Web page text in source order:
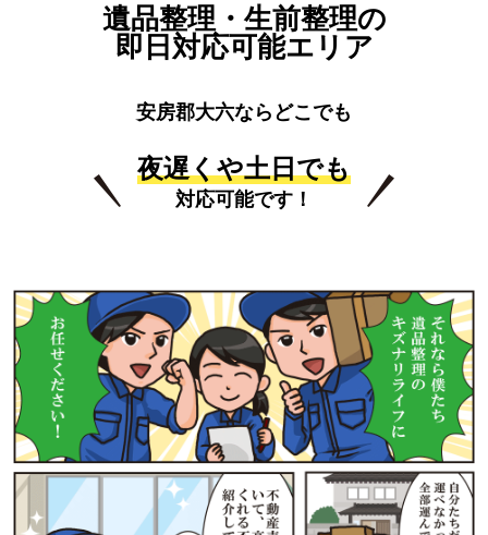
遺品整理・生前整理の
即日対応可能エリア
安房郡大六ならどこでも
夜遅くや土日でも
対応可能です！